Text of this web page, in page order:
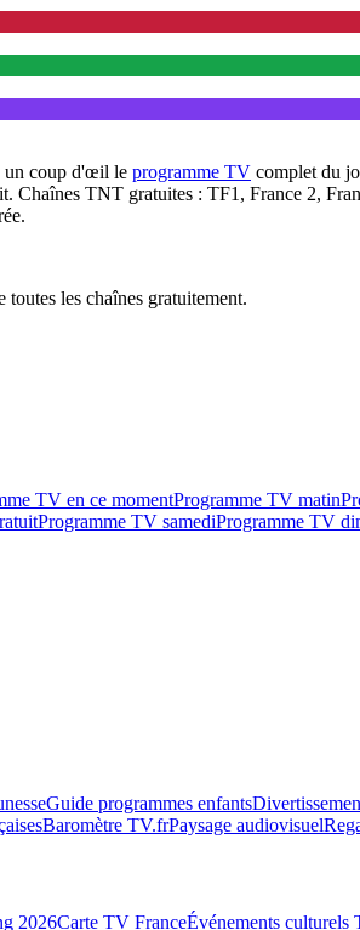
un coup d'œil le programme TV complet du
Chaînes TNT gratuites : TF1, France 2,
les chaînes gratuitement.
TV en ce momentProgramme TV matin
Programme TV samediProgramme TV
Guide programmes enfants
Baromètre TV.frPaysage audiovisuel
2026Carte TV FranceÉvénements culturels